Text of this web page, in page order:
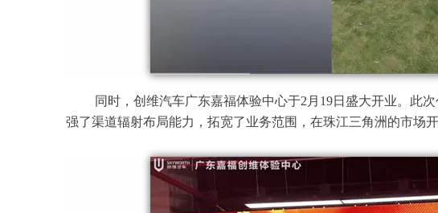
同时，创维汽车广东嘉福体验中心于2月19日盛大开业。此
强了渠道辐射布局能力，拓宽了业务范围，在珠江三角洲的市场